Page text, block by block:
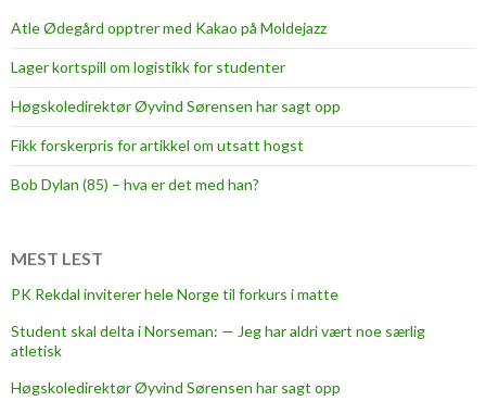
Atle Ødegård opptrer med Kakao på Moldejazz
Lager kortspill om logistikk for studenter
Høgskoledirektør Øyvind Sørensen har sagt opp
Fikk forskerpris for artikkel om utsatt hogst
Bob Dylan (85) – hva er det med han?
MEST LEST
PK Rekdal inviterer hele Norge til forkurs i matte
Student skal delta i Norseman: — Jeg har aldri vært noe særlig
atletisk
Høgskoledirektør Øyvind Sørensen har sagt opp